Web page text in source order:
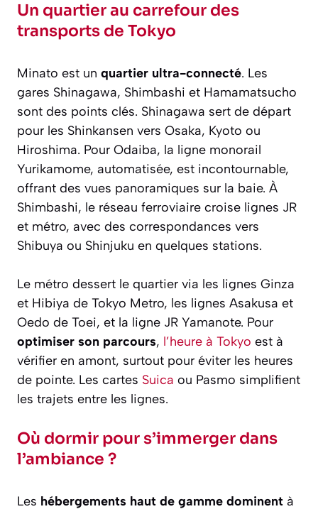
Un quartier au carrefour des
transports de Tokyo
Minato est un quartier ultra-connecté. Les
gares Shinagawa, Shimbashi et Hamamatsucho
sont des points clés. Shinagawa sert de départ
pour les Shinkansen vers Osaka, Kyoto ou
Hiroshima. Pour Odaiba, la ligne monorail
Yurikamome, automatisée, est incontournable,
offrant des vues panoramiques sur la baie. À
Shimbashi, le réseau ferroviaire croise lignes JR
et métro, avec des correspondances vers
Shibuya ou Shinjuku en quelques stations.
Le métro dessert le quartier via les lignes Ginza
et Hibiya de Tokyo Metro, les lignes Asakusa et
Oedo de Toei, et la ligne JR Yamanote. Pour
optimiser son parcours, l’heure à Tokyo est à
vérifier en amont, surtout pour éviter les heures
de pointe. Les cartes Suica ou Pasmo simplifient
les trajets entre les lignes.
Où dormir pour s’immerger dans
l’ambiance ?
Les hébergements haut de gamme dominent à